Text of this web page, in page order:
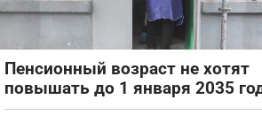
Пенсионный возраст не хотят
повышать до 1 января 2035